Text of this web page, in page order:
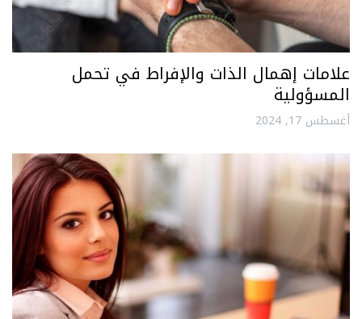
علامات إهمال الذات والإفراط في تحمل
المسؤولية
أغسطس 17, 2024